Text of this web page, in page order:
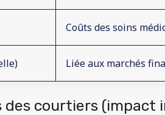
Coûts des soins
Liée aux marchés
des courtiers (impact